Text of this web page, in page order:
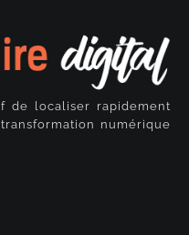
de localiser rapidement
numérique